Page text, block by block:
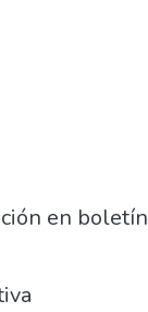
en boletín